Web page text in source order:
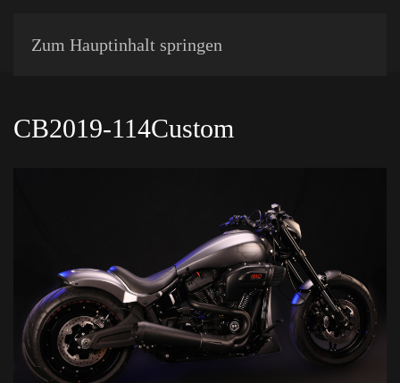
Zum Hauptinhalt springen
CB2019-114Custom